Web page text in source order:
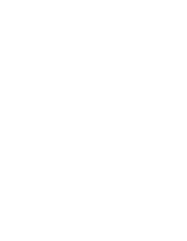
HP PageWide Managed Color
Eine neue Ära des kostengünstigen
Kostengünstiger Farbdruck
Verlassen Sie sich auf langfristigen